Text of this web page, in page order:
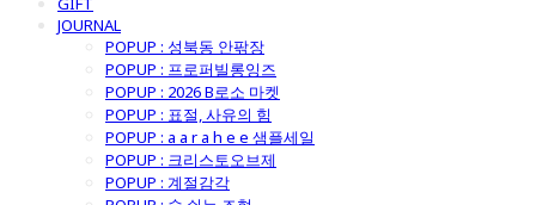
JOURNAL
POPUP : 성북동 안팎장
POPUP : 프로퍼빌롱잉즈
POPUP : 2026 B로소 마켓
POPUP : 표절, 사유의 힘
POPUP : a a r a h e e 샘플세일
POPUP : 크리스토오브제
POPUP : 계절감각